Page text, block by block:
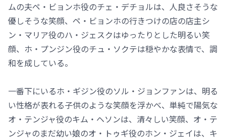
ムの夫ペ・ビョンホ役のチェ・デチョルは、人良さそうな
優しそうな笑顔、ペ・ビョンホの行きつけの店の店主シ
ン・マリア役のハ・ジェスクはゆったりとした明るい笑
顔、ホ・プンジン役のチュ・ソクテは穏やかな表情で、調
和を成している。
一番下にいるホ・ギジン役のソル・ジョンファンは、明る
い性格が表れる子供のような笑顔を浮かべ、単純で陽気な
オ・テンジャ役のキム・ヘソンは、清々しい笑顔、オ・テ
ンジャのまだ幼い娘のオ・トゥギ役のホン・ジェイは、キ